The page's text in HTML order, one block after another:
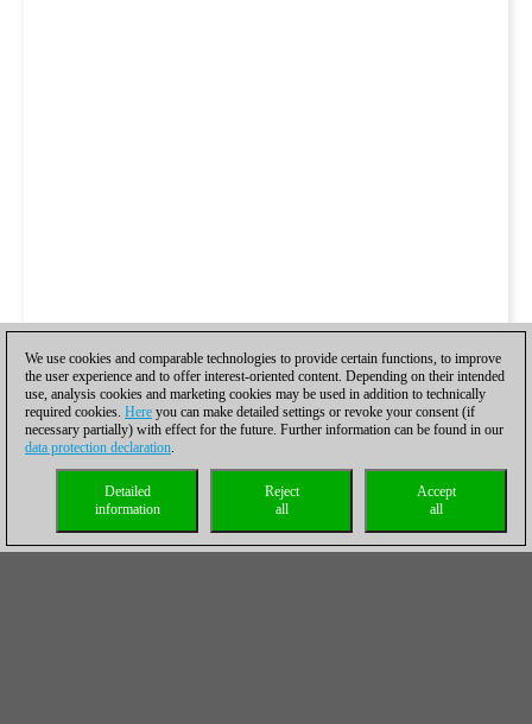
We use cookies and comparable technologies to provide certain functions, to improve
the user experience and to offer interest-oriented content. Depending on their intended
use, analysis cookies and marketing cookies may be used in addition to technically
required cookies. Here you can make detailed settings or revoke your consent (if
necessary partially) with effect for the future. Further information can be found in our
data protection declaration.
Accept
all
Reject
all
Detailed
information